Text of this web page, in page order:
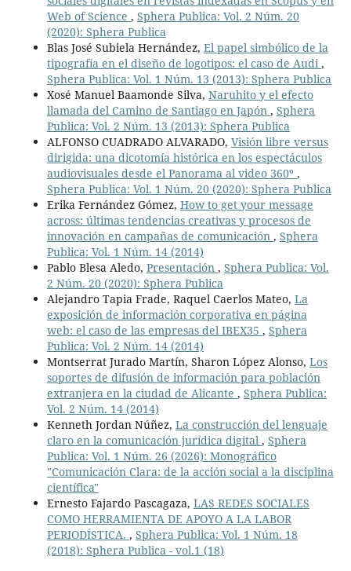
Web of Science , Sphera Publica: Vol. 2 Núm. 20
(2020): Sphera Publica
Blas José Subiela Hernández, El papel simbólico de la
tipografía en el diseño de logotipos: el caso de Audi ,
Sphera Publica: Vol. 1 Núm. 13 (2013): Sphera Publica
Xosé Manuel Baamonde Silva, Naruhito y el efecto
llamada del Camino de Santiago en Japón , Sphera
Publica: Vol. 2 Núm. 13 (2013): Sphera Publica
ALFONSO CUADRADO ALVARADO, Visión libre versus
dirigida: una dicotomía histórica en los espectáculos
audiovisuales desde el Panorama al video 360º ,
Sphera Publica: Vol. 1 Núm. 20 (2020): Sphera Publica
Erika Fernández Gómez, How to get your message
across: últimas tendencias creativas y procesos de
innovación en campañas de comunicación , Sphera
Publica: Vol. 1 Núm. 14 (2014)
Pablo Blesa Aledo, Presentación , Sphera Publica: Vol.
2 Núm. 20 (2020): Sphera Publica
Alejandro Tapia Frade, Raquel Caerlos Mateo, La
exposición de información corporativa en página
web: el caso de las empresas del IBEX35 , Sphera
Publica: Vol. 2 Núm. 14 (2014)
Montserrat Jurado Martín, Sharon López Alonso, Los
soportes de difusión de información para población
extranjera en la ciudad de Alicante , Sphera Publica:
Vol. 2 Núm. 14 (2014)
Kenneth Jordan Núñez, La construcción del lenguaje
claro en la comunicación jurídica digital , Sphera
Publica: Vol. 1 Núm. 26 (2026): Monográfico
"Comunicación Clara: de la acción social a la disciplina
científica"
Ernesto Fajardo Pascagaza, LAS REDES SOCIALES
COMO HERRAMIENTA DE APOYO A LA LABOR
PERIODÍSTICA. , Sphera Publica: Vol. 1 Núm. 18
(2018): Sphera Publica - vol.1 (18)